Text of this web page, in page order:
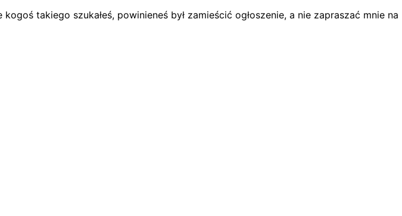
takiego szukałeś, powinieneś był zamieścić ogłoszenie, a nie zapraszać mnie na